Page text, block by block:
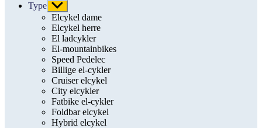
Type Vis
undermenu
Elcykel dame
Elcykel herre
El ladcykler
El-mountainbikes
Speed Pedelec
Billige el-cykler
Cruiser elcykel
City elcykler
Fatbike el-cykler
Foldbar elcykel
Hybrid elcykel